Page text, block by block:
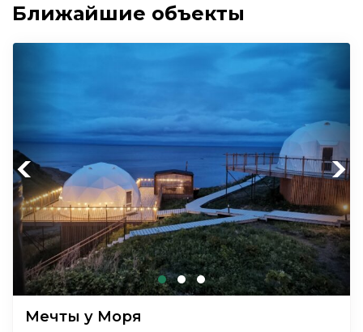
Ближайшие объекты
Previous Next
Мечты у Моря